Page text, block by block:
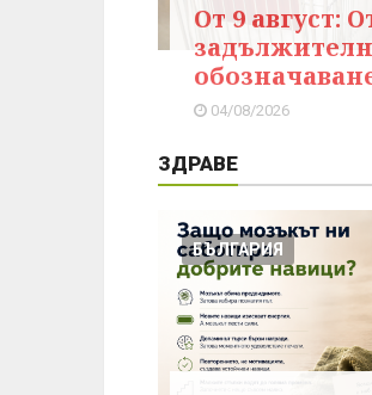
От 9 август:
04/08/2026
ЗДРАВЕ
БЪЛГАРИЯ